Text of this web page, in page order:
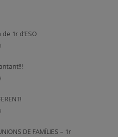
1r d’ESO
DE FAMÍLIES – 1r